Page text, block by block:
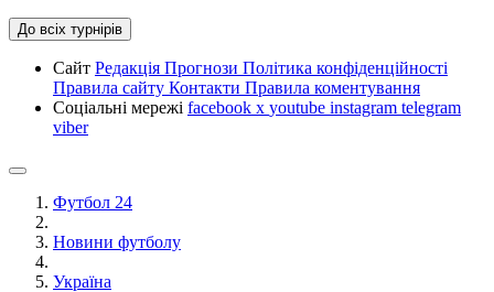
До всіх турнірів
Сайт Редакція Прогнози Політика конфіденційності
Правила сайту Контакти Правила коментування
Соціальні мережі facebook x youtube instagram telegram
viber
Футбол 24
Новини футболу
Україна